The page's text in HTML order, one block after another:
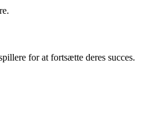
for at fortsætte deres succes.